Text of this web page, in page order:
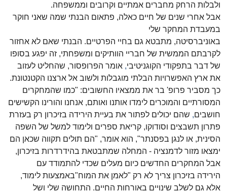
ולבלות הרחק מחברים אמתיים וקרובים וממשפחה.
אבל אחרי שנים של חיים כאלה, פתאום הבנתי שמה שאני חוקר
במעבדת המחקר שלי
באוניברסיטה, מתבטא גם בחיי הפרטיים. הבנתי שאם לא אחזור
לקרבתם הממשית של חבריי הוותיקים ומשפחתי, זה יפגע בסופו
של דבר בתפקודי הקוגניטיבי, אומר הפרופסור, שהחליט לעזוב
את ארץ האפשרויות הבלתי מוגבלות ולשוב אל ארצנו הקטנטונת.
כך מסביר פרופ' בר את ממצאיו החשובים: "כמו שהמחקרים
המסורתיים והמוכרים לימדו אותנו ואותם, אנחנו והורינו הקשישים
חושבים, שהם יכולים לפתור את בעיית הירידה בזיכרון רק בעזרת
פתרון תשבצים וסודוקו, קריאת ספרים ולימוד למשל של השפה
הסינית, או לנגן בפסנתר", הוא אומר, "הם תולים תקווה שכאן הם
ימצאו מזור לדמנציה - המחלה שמתבטאת בהידרדרות בזיכרון,
אבל המחקרים החדשים כיום מעלים שכדי להתמודד עם
הירידה בזיכרון צריך לא רק "לאמן את המוח"באמצעות לימוד,
אלא גם לשלב שינויים באורחות החיים. התחושה שלי ושל